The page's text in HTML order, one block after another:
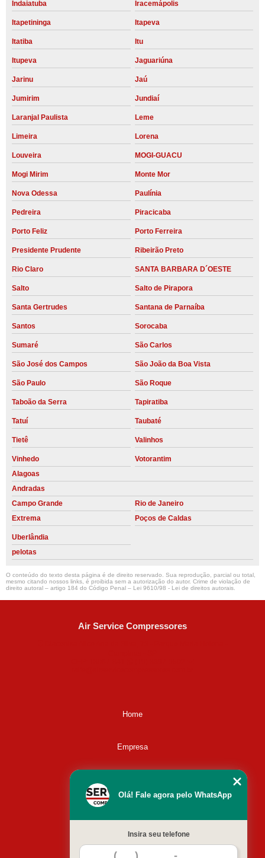
Indaiatuba Iracemápolis
Itapetininga Itapeva
Itatiba Itu
Itupeva Jaguariúna
Jarinu Jaú
Jumirim Jundiaí
Laranjal Paulista Leme
Limeira Lorena
Louveira MOGI-GUACU
Mogi Mirim Monte Mor
Nova Odessa Paulínia
Pedreira Piracicaba
Porto Feliz Porto Ferreira
Presidente Prudente Ribeirão Preto
Rio Claro SANTA BARBARA D´OESTE
Salto Salto de Pirapora
Santa Gertrudes Santana de Parnaíba
Santos Sorocaba
Sumaré São Carlos
São José dos Campos São João da Boa Vista
São Paulo São Roque
Taboão da Serra Tapiratiba
Tatuí Taubaté
Tietê Valinhos
Vinhedo
Votorantim
Alagoas
Andradas
Campo Grande
Rio de Janeiro
Extrema
Poços de Caldas
Uberlândia
pelotas
O conteúdo do texto desta página é de direito reservado. Sua reprodução, parcial ou total,
mesmo citando nossos links, é proibida sem a autorização do autor. Crime de violação de
direito autoral – artigo 184 do Código Penal – Lei 9610/98 - Lei de direitos autorais.
Air Service Compressores
Home
Empresa
Contato
Olá! Fale agora pelo WhatsApp
Insira seu telefone